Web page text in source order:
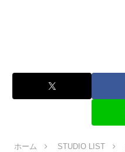
ホーム STUDIO LIST